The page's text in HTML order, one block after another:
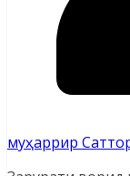
муҳаррир